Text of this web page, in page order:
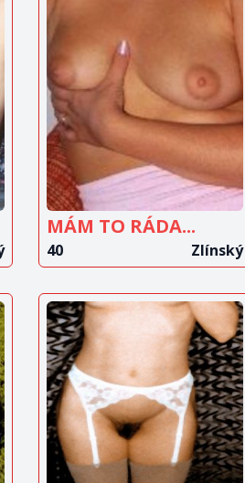
ZOBRAZIT
INZERÁT
MÁM TO RÁDA...
40 Zlínský
ZOBRAZIT
INZERÁT